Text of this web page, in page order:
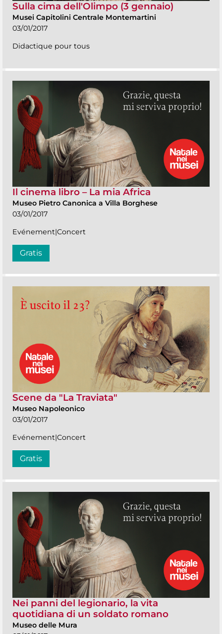
Sulla cima dell'Olimpo (3 gennaio)
Musei Capitolini Centrale Montemartini
03/01/2017
Didactique pour tous
Il cinema libro – La mia Africa
Museo Pietro Canonica a Villa Borghese
03/01/2017
Evénement|Concert
Gratis
Scene da "La Traviata"
Museo Napoleonico
03/01/2017
Evénement|Concert
Gratis
Nei panni del legionario, la vita
quotidiana di un soldato romano
Museo delle Mura